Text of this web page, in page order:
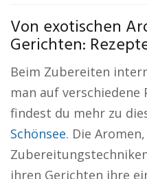
Von exotischen
Gerichten:
Beim Zubereiten
man auf verschiedene
findest du mehr zu
Schönsee. Die
ihren Gerichten ihre